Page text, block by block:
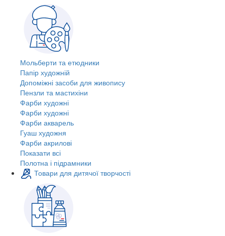
Мольберти та етюдники
Папір художній
Допоміжні засоби для живопису
Пензли та мастихіни
Фарби художні
Фарби художні
Фарби акварель
Гуаш художня
Фарби акрилові
Показати всі
Полотна і підрамники
Товари для дитячої творчості